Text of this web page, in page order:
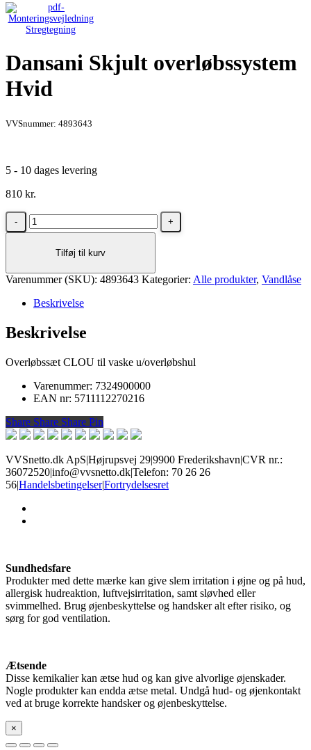
Stregtegning
Dansani Skjult overløbssystem
Hvid
VVSnummer: 4893643
5 - 10 dages levering
810 kr.
Dansani
Skjult
Tilføj til kurv
Varenummer (SKU): 4893643 Kategorier: Alle produkter, Vandlåse
Beskrivelse
Beskrivelse
Overløbssæt CLOU til vaske u/overløbshul
Varenummer: 7324900000
EAN nr: 5711112270216
Share
Share Share Share Pin
VVSnetto.dk ApS|Højrupsvej 29|9900 Frederikshavn|CVR nr.:
36072520|info@vvsnetto.dk|Telefon: 70 26 26
56|Handelsbetingelser|Fortrydelsesret
Sundhedsfare
Produkter med dette mærke kan give slem irritation i øjne og på hud,
allergisk hudreaktion, luftvejsirritation, samt sløvhed eller
svimmelhed. Brug øjenbeskyttelse og handsker alt efter risiko, og
sørg for god ventilation.
Ætsende
Disse kemikalier kan ætse hud og kan give alvorlige øjenskader.
Nogle produkter kan endda ætse metal. Undgå hud- og øjenkontakt
ved at bruge korrekte handsker og øjenbeskyttelse.
×